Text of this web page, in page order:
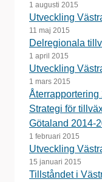
1 augusti 2015
Utveckling
11 maj 2015
Delregionala
1 april 2015
Utveckling
1 mars 2015
Återrapportering
Strategi för
Götaland 2014-
1 februari 2015
Utveckling
15 januari 2015
Tillståndet i